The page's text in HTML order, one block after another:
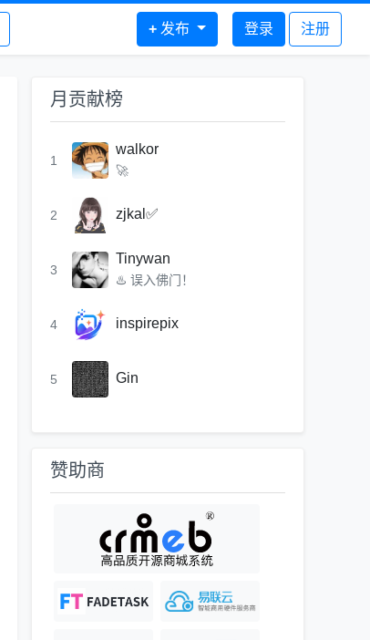
+ 发布 登录 注册
月贡献榜
1
walkor
🚀
2 zjkal✅
3
Tinywan
♨️ 误入佛门！
4 inspirepix
5 Gin
赞助商